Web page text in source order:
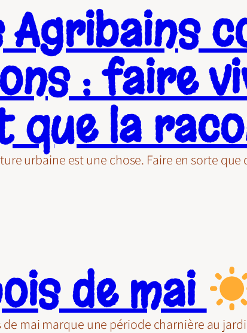
Agribains
: faire
la
urbaine est une chose. Faire en sorte
de mai
de mai marque une période charnière au